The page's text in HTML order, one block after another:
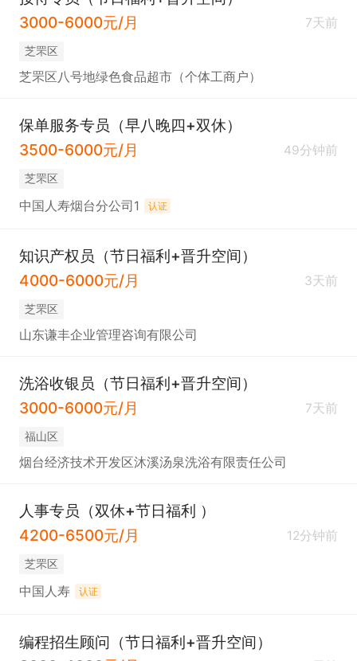
3000-6000元/月
7天前
芝罘区
芝罘区八号地绿色食品超市（个体工商户）
保单服务专员（早八晚四+双休）
3500-6000元/月
49分钟前
芝罘区
中国人寿烟台分公司1 认证
知识产权员（节日福利+晋升空间）
4000-6000元/月
3天前
芝罘区
山东谦丰企业管理咨询有限公司
洗浴收银员（节日福利+晋升空间）
3000-6000元/月
7天前
福山区
烟台经济技术开发区沐溪汤泉洗浴有限责任公司
人事专员（双休+节日福利 ）
4200-6500元/月
12分钟前
芝罘区
中国人寿 认证
编程招生顾问（节日福利+晋升空间）